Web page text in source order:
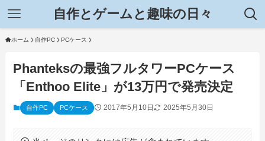
自作とゲームと趣味の日々
ホーム 自作PC PCケース
Phanteksの最強フルタワーPCケース
「Enthoo Elite」が13万円で発売決定
自作PC PCケース 2017年5月10日 2025年5月30日